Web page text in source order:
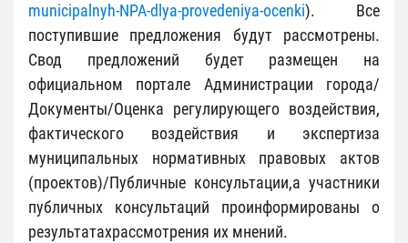
municipalnyh-NPA-dlya-provedeniya-ocenki). Все
поступившие предложения будут рассмотрены.
Свод предложений будет размещен на
официальном портале Администрации города/
Документы/Оценка регулирующего воздействия,
фактического воздействия и экспертиза
муниципальных нормативных правовых актов
(проектов)/Публичные консультации,а участники
публичных консультаций проинформированы о
результатахрассмотрения их мнений.